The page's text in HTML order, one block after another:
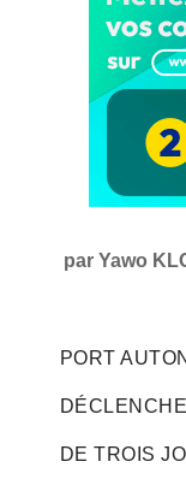
par Yawo
PORT
DE TROIS